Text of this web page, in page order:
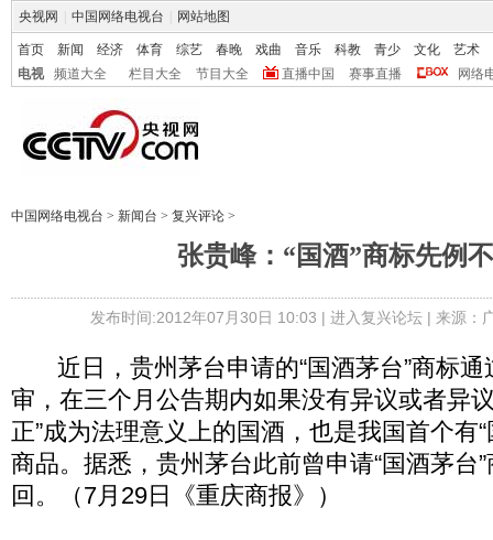
央视网 中国网络电视台 网站地图
首页 新闻 经济 体育 综艺 春晚 戏曲 音乐 科教 青少 文化
艺术
电视
频道大全 栏目大全 节目大全 直播中国 赛事直播 网络
中国网络电视台 > 新闻台 > 复兴评论 >
张贵峰：“国酒”商标先例
发布时间:2012年07月30日 10:03 | 进入复兴论坛| 来源：
近日，贵州茅台申请的“国酒茅台”商标通
审，在三个月公告期内如果没有异议或者异
正”成为法理意义上的国酒，也是我国首个有
商品。据悉，贵州茅台此前曾申请“国酒茅台
回。（7月29日《重庆商报》）